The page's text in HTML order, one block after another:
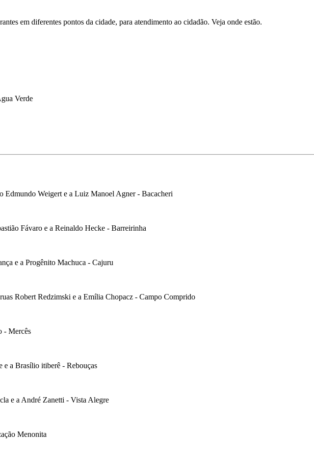
em diferentes pontos da cidade, para atendimento ao cidadão. Veja onde estão.
Verde
Edmundo Weigert e a Luiz Manoel Agner - Bacacheri
Fávaro e a Reinaldo Hecke - Barreirinha
e a Progênito Machuca - Cajuru
Robert Redzimski e a Emília Chopacz - Campo Comprido
- Mercês
e a Brasílio itiberê - Rebouças
e a André Zanetti - Vista Alegre
Menonita